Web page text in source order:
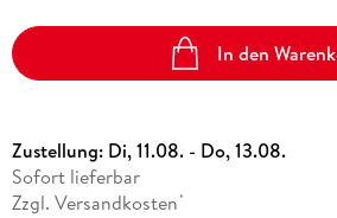
In den
Zustellung: Di, 11.08. - Do, 13.08.
Sofort lieferbar
Zzgl. Versandkosten *